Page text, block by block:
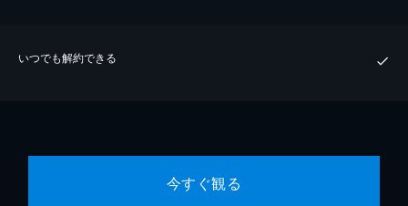
いつでも解約できる
今すぐ観る